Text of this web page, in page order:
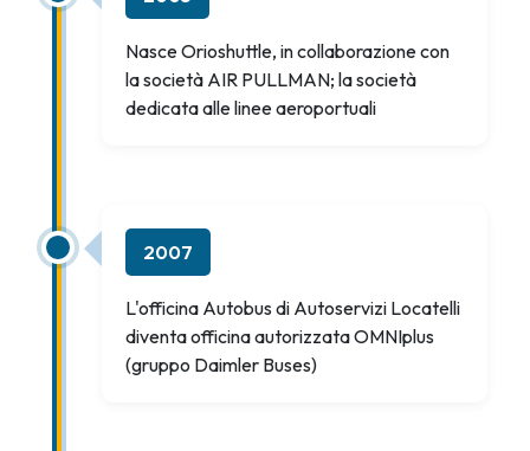
Nasce Orioshuttle, in collaborazione con
la società AIR PULLMAN; la società
dedicata alle linee aeroportuali
2007
L'officina Autobus di Autoservizi Locatelli
diventa officina autorizzata OMNIplus
(gruppo Daimler Buses)